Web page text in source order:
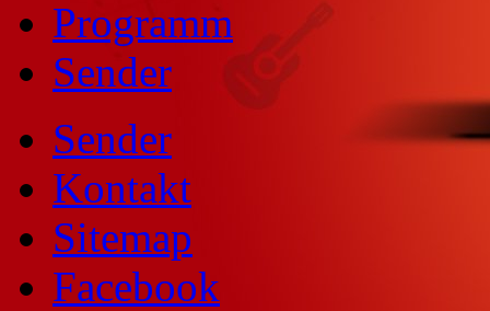
Programm
Sender
Sender
Kontakt
Sitemap
Facebook